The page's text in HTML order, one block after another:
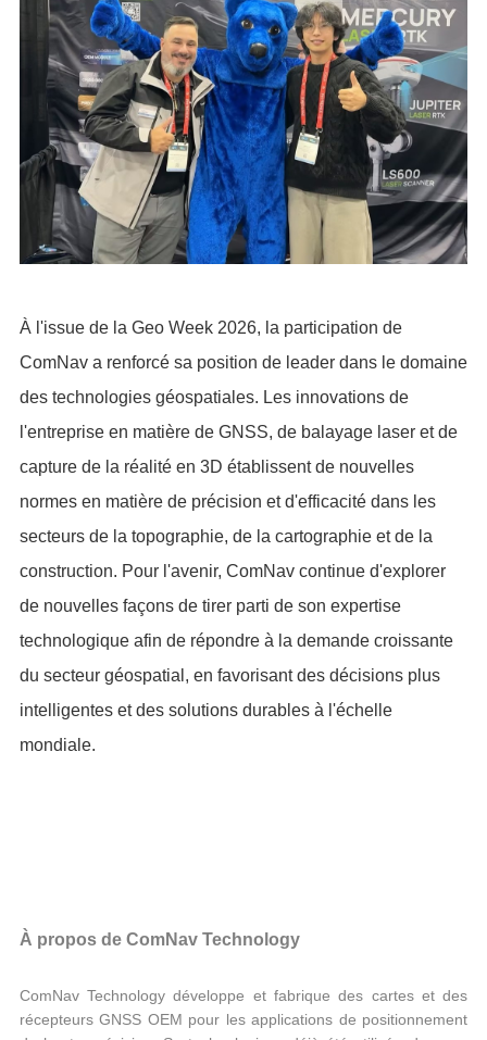
À l'issue de la Geo Week 2026, la participation de
ComNav a renforcé sa position de leader dans le domaine
des technologies géospatiales. Les innovations de
l'entreprise en matière de GNSS, de balayage laser et de
capture de la réalité en 3D établissent de nouvelles
normes en matière de précision et d'efficacité dans les
secteurs de la topographie, de la cartographie et de la
construction. Pour l'avenir, ComNav continue d'explorer
de nouvelles façons de tirer parti de son expertise
technologique afin de répondre à la demande croissante
du secteur géospatial, en favorisant des décisions plus
intelligentes et des solutions durables à l'échelle
mondiale.
À propos de ComNav Technology
ComNav Technology développe et fabrique des cartes et des
récepteurs GNSS OEM pour les applications de positionnement